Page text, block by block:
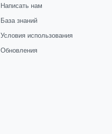
Написать нам
База знаний
Условия использования
Обновления